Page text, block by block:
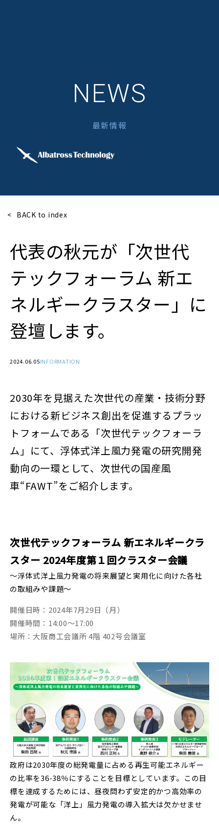
NEWS
最新情報
BACK to index
代表の秋元が「次世代
テックフォーラム 新エ
ネルギークラスター」に
登壇します。
2024.06.05INFORMATION
2030年を見据えた次世代の産業・技術分野
における新ビジネス創出を促進するプラッ
トフォームである「次世代テックフォーラ
ム」にて、浮体式洋上風力発電の研究開発
動向の一環として、次世代の国産風
車“FAWT”をご紹介します。
次世代テックフォーラム 新エネルギークラ
スター 2024年度第１回クラスター会議
～浮体式洋上風力発電の将来展望と実用化に向けた各社
の取組みや課題～
開催日時：2024年7月29日（月）
開催時間：14:00～17:00
場所：大阪商工会議所 4階 402号会議室
政府は2030年度の総発電量に占める再生可能エネルギー
の比率を36-38％にすることを目標としています。この目
標を達成するためには、昼夜問わず安定的かつ高効率の
発電が可能な「洋上」風力発電の導入拡大は欠かせませ
ん。